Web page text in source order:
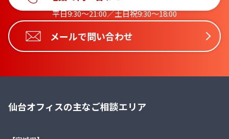
平日9:30〜21:00／土日祝9:30〜18:00
メールで問い合わせ
仙台オフィスの主なご相談エリア